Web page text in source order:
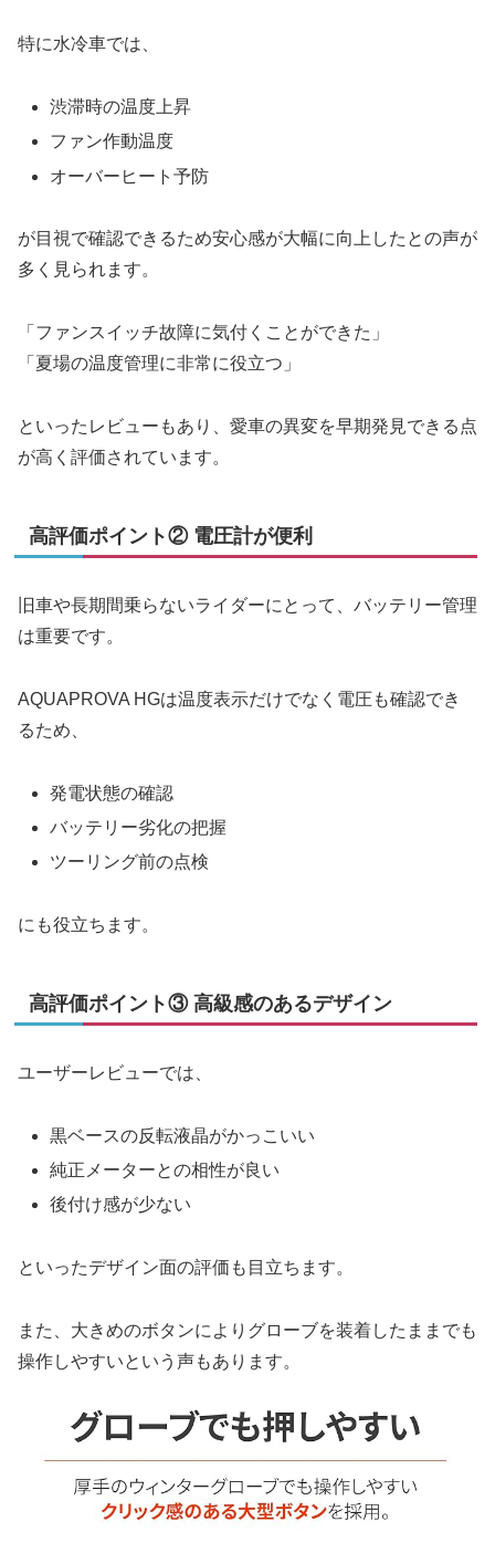
特に水冷車では、
渋滞時の温度上昇
ファン作動温度
オーバーヒート予防
が目視で確認できるため安心感が大幅に向上したとの声が
多く見られます。
「ファンスイッチ故障に気付くことができた」
「夏場の温度管理に非常に役立つ」
といったレビューもあり、愛車の異変を早期発見できる点
が高く評価されています。
高評価ポイント② 電圧計が便利
旧車や長期間乗らないライダーにとって、バッテリー管理
は重要です。
AQUAPROVA HGは温度表示だけでなく電圧も確認でき
るため、
発電状態の確認
バッテリー劣化の把握
ツーリング前の点検
にも役立ちます。
高評価ポイント③ 高級感のあるデザイン
ユーザーレビューでは、
黒ベースの反転液晶がかっこいい
純正メーターとの相性が良い
後付け感が少ない
といったデザイン面の評価も目立ちます。
また、大きめのボタンによりグローブを装着したままでも
操作しやすいという声もあります。